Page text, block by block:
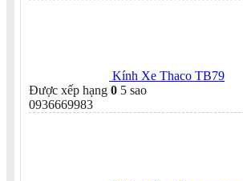
Kính Xe Thaco TB79
Được xếp hạng 0 5 sao
0936669983